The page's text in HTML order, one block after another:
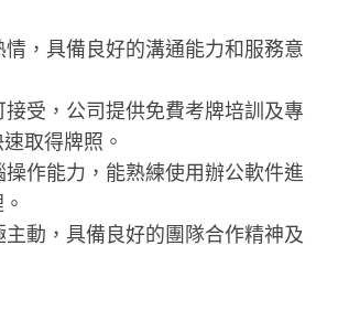
，具備良好的溝通能力和服務意
受，公司提供免費考牌培訓及專
取得牌照。
作能力，能熟練使用辦公軟件進
動，具備良好的團隊合作精神及
間安排，可根據自身情況選擇、